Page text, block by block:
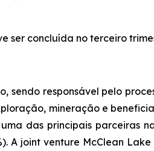
ser concluída no terceiro
responsável pelo
mineração e
das principais parceiras
A joint venture McClean